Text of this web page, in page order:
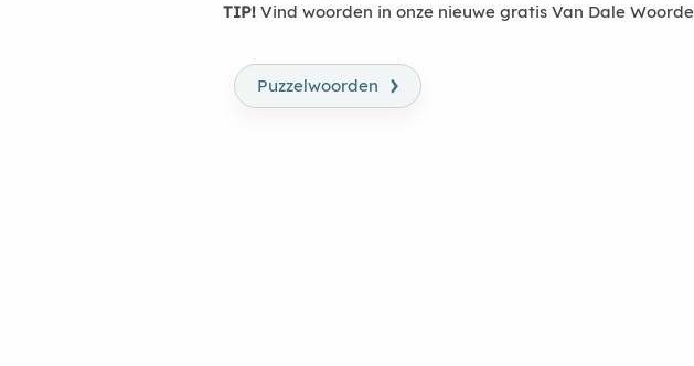
TIP! Vind woorden in onze nieuwe gratis Van Dale
Puzzelwoorden ›